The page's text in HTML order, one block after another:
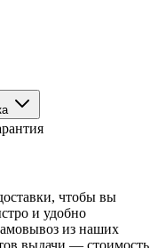
чтобы вы
и удобно
из наших